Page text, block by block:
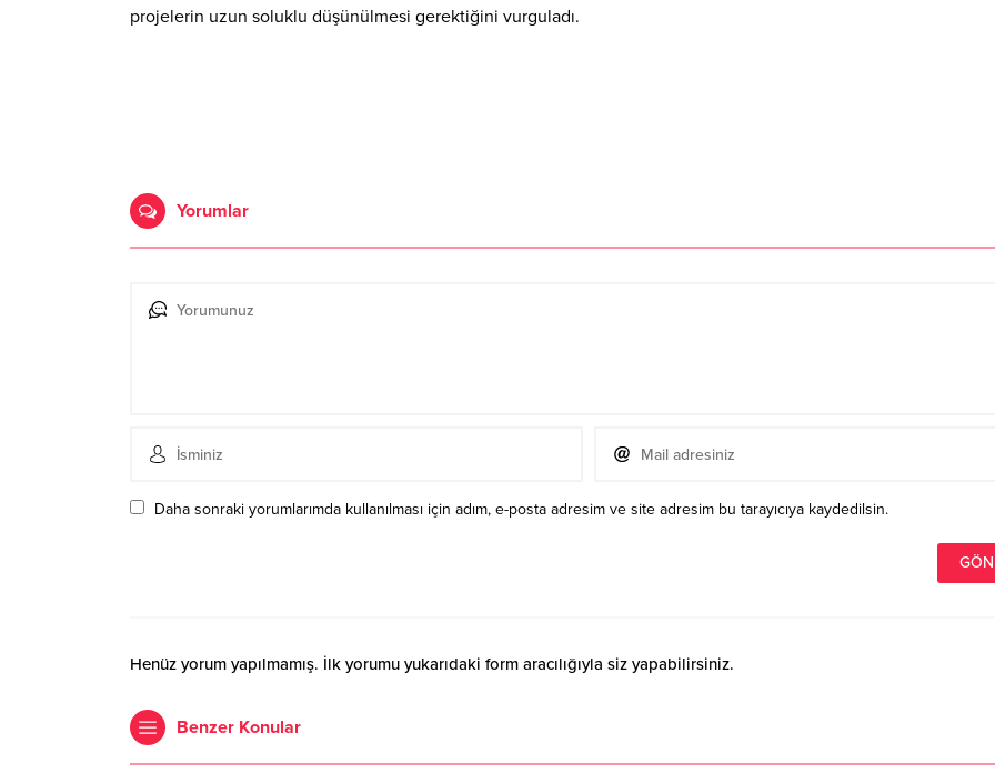
projelerin uzun soluklu düşünülmesi gerektiğini vurguladı.
Yorumlar
Daha sonraki yorumlarımda kullanılması için adım, e-posta adresim ve site adresim bu tarayıcıya kaydedilsin.
Henüz yorum yapılmamış. İlk yorumu yukarıdaki form aracılığıyla siz yapabilirsiniz.
Benzer Konular